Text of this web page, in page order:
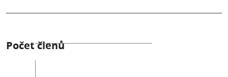
Počet členů